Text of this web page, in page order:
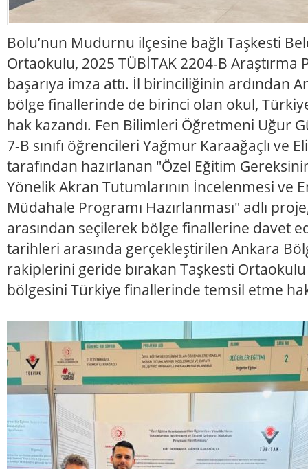
Bolu’nun Mudurnu ilçesine bağlı Taşkesti
Ortaokulu, 2025 TÜBİTAK 2204-B Araştırma
başarıya imza attı. İl birinciliğinin ardından
bölge finallerinde de birinci olan okul,
hak kazandı. Fen Bilimleri Öğretmeni Uğur
7-B sınıfı öğrencileri Yağmur Karaağaçlı ve
tarafından hazırlanan "Özel Eğitim
Yönelik Akran Tutumlarının İncelenmesi ve
Müdahale Programı Hazırlanması" adlı
arasından seçilerek bölge finallerine davet
tarihleri arasında gerçekleştirilen Ankara
rakiplerini geride bırakan Taşkesti
bölgesini Türkiye finallerinde temsil etme